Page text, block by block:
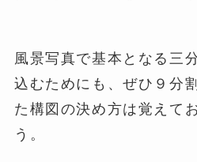
風景写真で基本となる三
込むためにも、ぜひ９分
た構図の決め方は覚えて
う。